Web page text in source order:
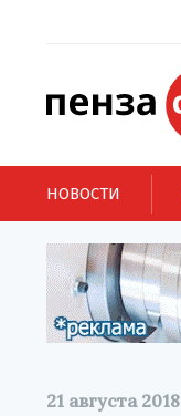
НОВОСТИ
21 августа 2018